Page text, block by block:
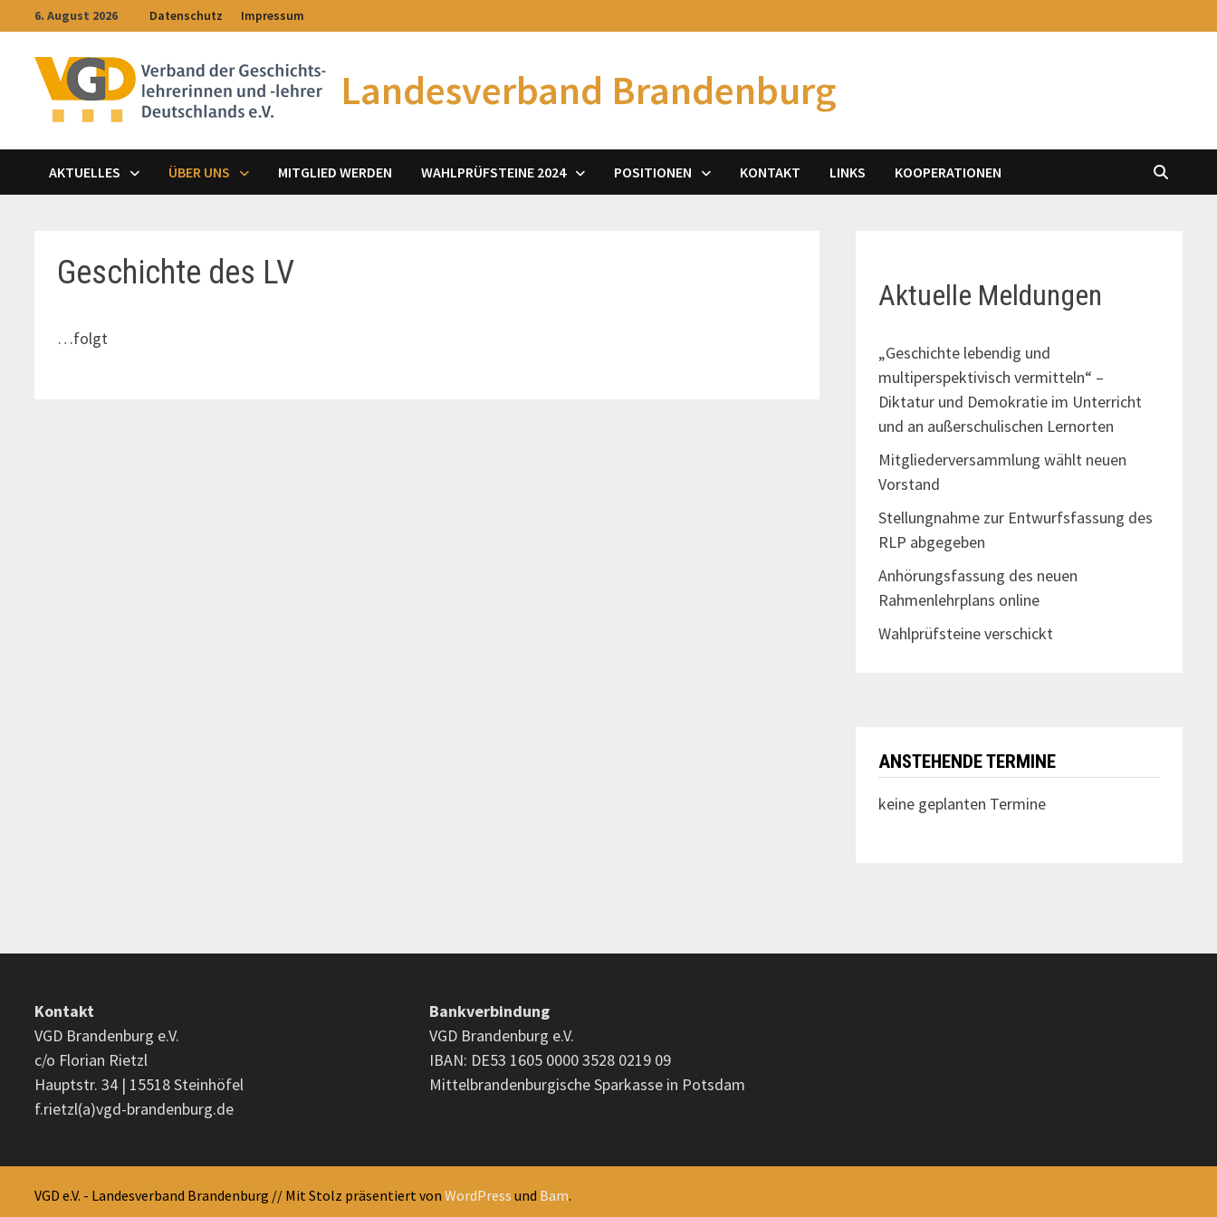
Inhalt
springen
6. August 2026 Datenschutz Impressum
Landesverband Brandenburg
AKTUELLES ÜBER UNS MITGLIED WERDEN WAHLPRÜFSTEINE 2024 POSITIONEN KONTAKT LINKS KOOPERATIONEN
Geschichte des LV
…folgt
Aktuelle Meldungen
„Geschichte lebendig und
multiperspektivisch vermitteln“ –
Diktatur und Demokratie im Unterricht
und an außerschulischen Lernorten
Mitgliederversammlung wählt neuen
Vorstand
Stellungnahme zur Entwurfsfassung des
RLP abgegeben
Anhörungsfassung des neuen
Rahmenlehrplans online
Wahlprüfsteine verschickt
ANSTEHENDE TERMINE
keine geplanten Termine
Kontakt
VGD Brandenburg e.V.
c/o Florian Rietzl
Hauptstr. 34 | 15518 Steinhöfel
f.rietzl(a)vgd-brandenburg.de
Bankverbindung
VGD Brandenburg e.V.
IBAN: DE53 1605 0000 3528 0219 09
Mittelbrandenburgische Sparkasse in Potsdam
VGD e.V. - Landesverband Brandenburg // Mit Stolz präsentiert vonWordPress und Bam.